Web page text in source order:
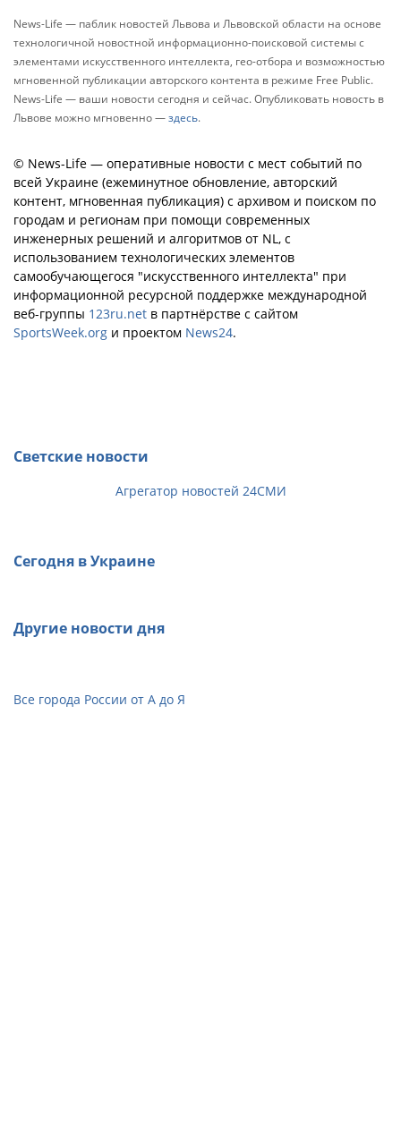
News-Life — паблик новостей Львова и Львовской области на основе
технологичной новостной информационно-поисковой системы с
элементами искусственного интеллекта, гео-отбора и возможностью
мгновенной публикации авторского контента в режиме Free Public.
News-Life — ваши новости сегодня и сейчас. Опубликовать новость в
Львове можно мгновенно —здесь.
© News-Life — оперативные новости с мест событий по
всей Украине (ежеминутное обновление, авторский
контент, мгновенная публикация) с архивом и поиском по
городам и регионам при помощи современных
инженерных решений и алгоритмов от NL, с
использованием технологических элементов
самообучающегося "искусственного интеллекта" при
информационной ресурсной поддержке международной
веб-группы 123ru.net в партнёрстве с сайтом
SportsWeek.org и проектом News24.
Светские новости
Агрегатор новостей 24СМИ
Сегодня в Украине
Другие новости дня
Все города России от А до Я